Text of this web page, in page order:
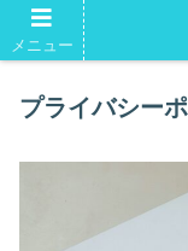
湘南T
プライバシー
メニュー